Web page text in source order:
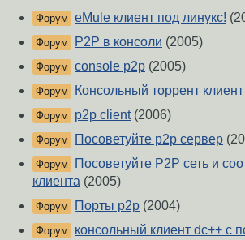
Форум eMule клиент под линукс!
Форум P2P в консоли (2005)
Форум console p2p (2005)
Форум Консольный торрент клиент
Форум p2p client(2006)
Форум Посоветуйте p2p сервер
Форум
Посоветуйте P2P сеть и
клиента (2005)
Форум Порты p2p (2004)
Форум
консольный клиент dc++ c